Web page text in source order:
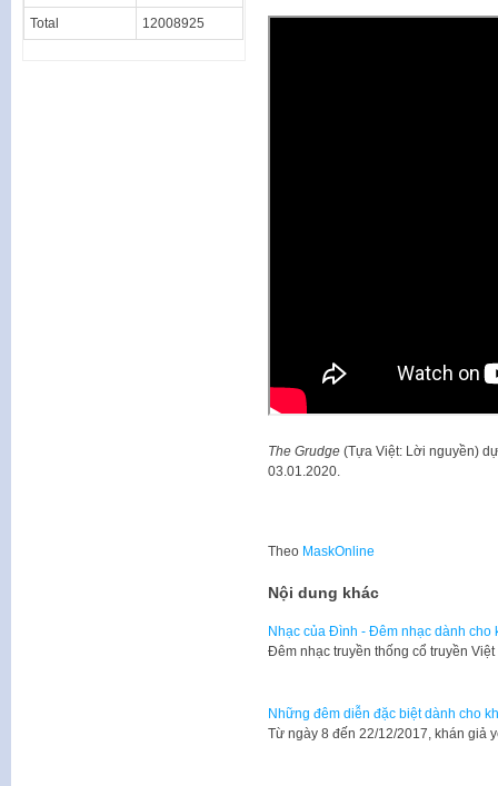
The Grudge(Tựa Việt: Lời nguyền)
03.01.2020.
Theo MaskOnline
Nội dung khác
Nhạc của Đình - Đêm nhạc dành cho
Đêm nhạc truyền thống cổ truyền
Những đêm diễn đặc biệt dành cho
Từ ngày 8 đến 22/12/2017, khán giả
Total 12008925